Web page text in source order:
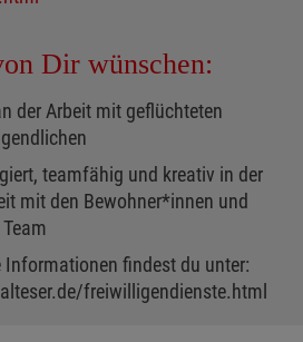
Dir wünschen:
der Arbeit mit geflüchteten
teamfähig und kreativ in der
mit den Bewohner*innen und
Informationen findest du unter:
freiwilligendienste.html